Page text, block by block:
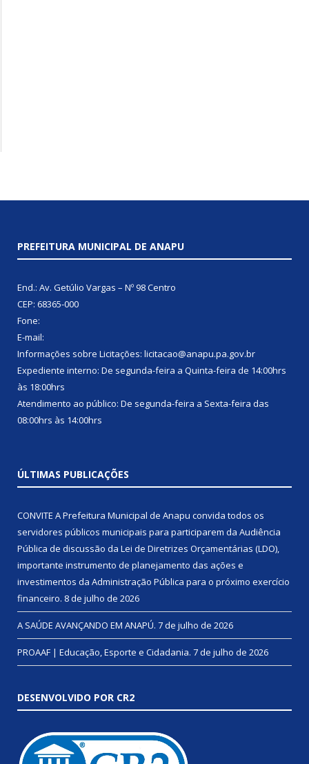
PREFEITURA MUNICIPAL DE ANAPU
End.: Av. Getúlio Vargas – Nº 98 Centro
CEP: 68365-000
Fone:
E-mail:
Informações sobre Licitações: licitacao@anapu.pa.gov.br
Expediente interno: De segunda-feira a Quinta-feira de 14:00hrs
às 18:00hrs
Atendimento ao público: De segunda-feira a Sexta-feira das
08:00hrs às 14:00hrs
ÚLTIMAS PUBLICAÇÕES
CONVITE A Prefeitura Municipal de Anapu convida todos os
servidores públicos municipais para participarem da Audiência
Pública de discussão da Lei de Diretrizes Orçamentárias (LDO),
importante instrumento de planejamento das ações e
investimentos da Administração Pública para o próximo exercício
financeiro. 8 de julho de 2026
A SAÚDE AVANÇANDO EM ANAPÚ. 7 de julho de 2026
PROAAF | Educação, Esporte e Cidadania. 7 de julho de 2026
DESENVOLVIDO POR CR2